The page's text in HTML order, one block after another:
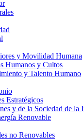
y Movilidad Humana
Humanos y Cultos
y Talento Humano
Estratégicos
y de la Sociedad de la
Renovable
no Renovables